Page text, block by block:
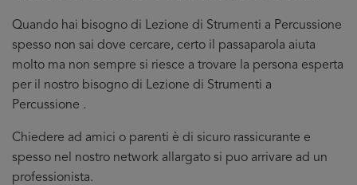
Quando hai bisogno di Lezione di Strumenti a Percussione
spesso non sai dove cercare, certo il passaparola aiuta
molto ma non sempre si riesce a trovare la persona esperta
per il nostro bisogno di Lezione di Strumenti a
Percussione .
Chiedere ad amici o parenti è di sicuro rassicurante e
spesso nel nostro network allargato si puo arrivare ad un
professionista.